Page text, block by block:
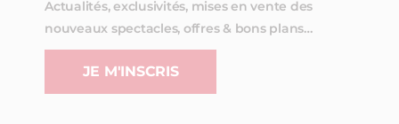
Actualités, exclusivités, mises en vente des
nouveaux spectacles, offres & bons plans…
JE M'INSCRIS